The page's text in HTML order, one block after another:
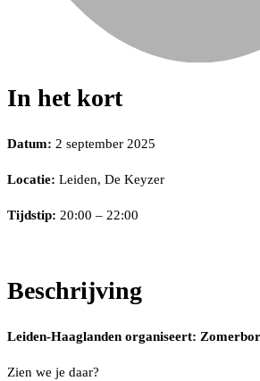
In het kort
Datum: 2 september 2025
Locatie: Leiden, De Keyzer
Tijdstip: 20:00 – 22:00
Beschrijving
Leiden-Haaglanden organiseert:
Zien we je daar?